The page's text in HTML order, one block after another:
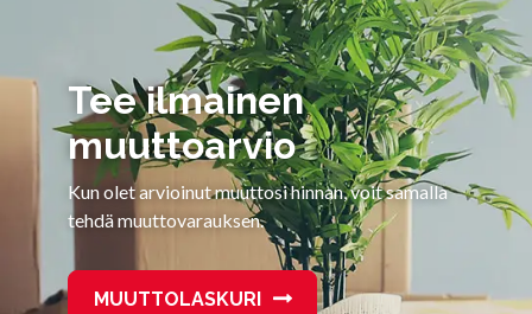
Tee ilmainen
muuttoarvio
Kun olet arvioinut muuttosi hinnan, voit samalla
tehdä muuttovarauksen.
MUUTTOLASKURI